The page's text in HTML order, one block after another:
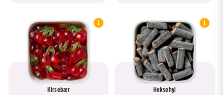
Kirsebær Heksehyl